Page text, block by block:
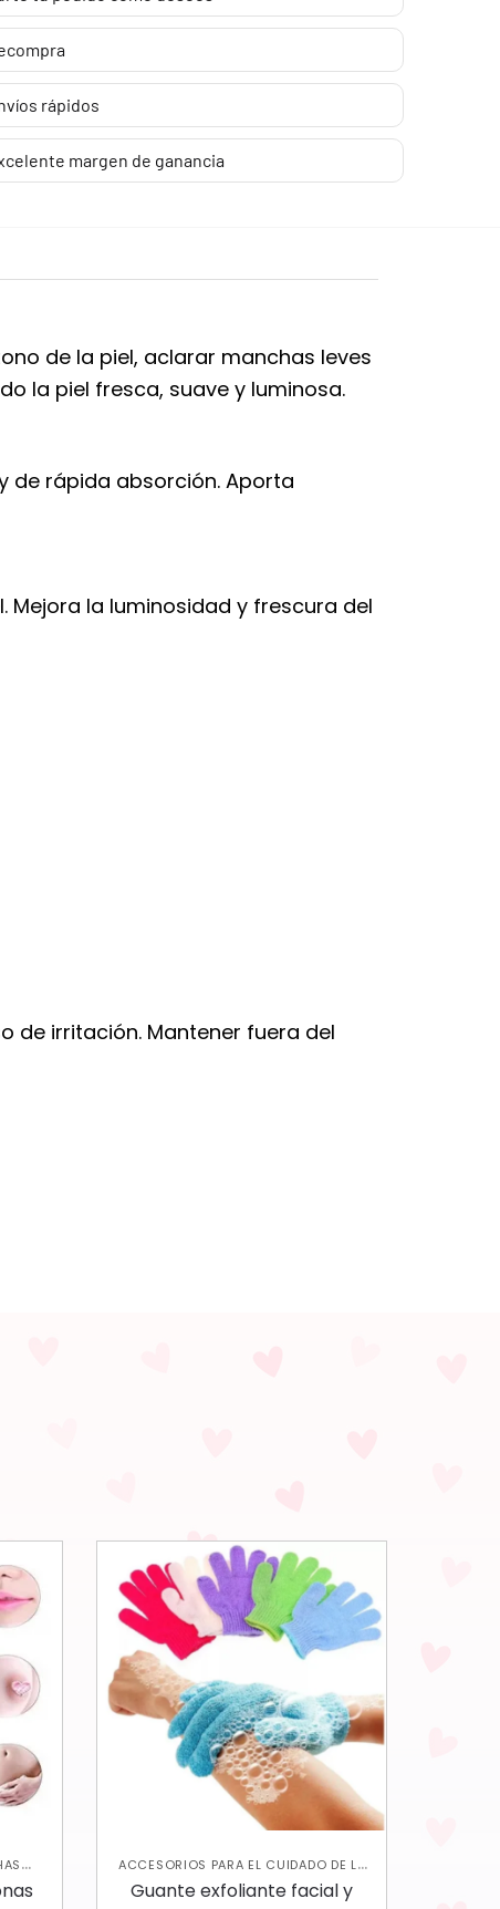
rápidos
margen de ganancia
de la piel, aclarar manchas leves
la piel fresca, suave y luminosa.
de rápida absorción. Aporta
Mejora la luminosidad y frescura del
de irritación. Mantener fuera del
,
ACCESORIOS PARA EL CUIDADO DE LA
PIEL,EXFOLIANTES CORPORALES,
, SKIN CARE
Guante exfoliante facial y